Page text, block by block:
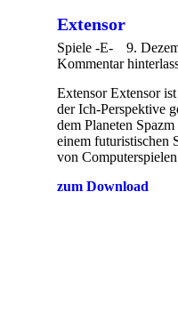
Extensor
Spiele -E-
9.
Kommentar
Extensor Extensor
der Ich-Perspektive
dem Planeten
einem futuristischen
von
zum Download